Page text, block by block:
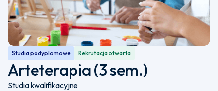
Studia podyplomowe Rekrutacja otwarta
Arteterapia (3 sem.)
Studia kwalifikacyjne